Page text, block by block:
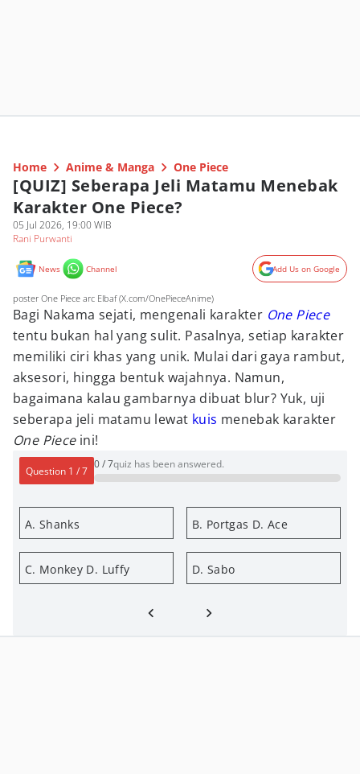
Home Anime & Manga One Piece
[QUIZ] Seberapa Jeli Matamu Menebak
Karakter One Piece?
05 Jul 2026, 19:00 WIB
Rani Purwanti
News Channel Add Us on Google
poster One Piece arc Elbaf (X.com/OnePieceAnime)
Bagi Nakama sejati, mengenali karakter One Piece
tentu bukan hal yang sulit. Pasalnya, setiap karakter
memiliki ciri khas yang unik. Mulai dari gaya rambut,
aksesori, hingga bentuk wajahnya. Namun,
bagaimana kalau gambarnya dibuat blur? Yuk, uji
seberapa jeli matamu lewat kuis menebak karakter
One Pieceini!
Question 1 /7
0/7quiz has been answered.
A. Shanks B. Portgas D. Ace
C. Monkey D. Luffy D. Sabo